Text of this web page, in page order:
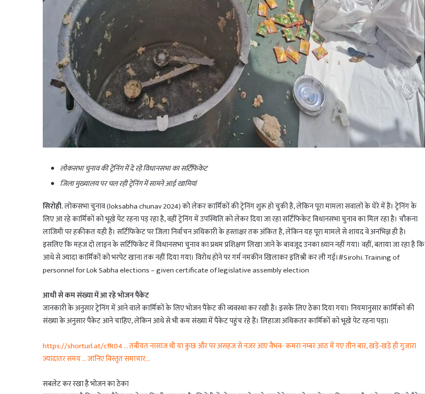
लोकसभा चुनाव की ट्रेनिंग में दे रहे विधानसभा का सर्टिफिकेट
जिला मुख्यालय पर चल रही ट्रेनिंग में सामने आई खामियां
सिरोही.लोकसभा चुनाव (loksabha chunav 2024) को लेकर कार्मिकों की ट्रेनिंग शुरू हो चुकी है, लेकिन पूरा मामला सवालों के घेरे में हैं। ट्रेनिंग के
लिए आ रहे कार्मिकों को भूखे पेट रहना पड़ रहा है, वहीं ट्रेनिंग में उपस्थिति को लेकर दिया जा रहा सर्टिफिकेट विधानसभा चुनाव का मिल रहा है। चौकना
लाजिमी पर हकीकत यही है। सर्टिफिकेट पर जिला निर्वाचन अधिकारी के हस्ताक्षर तक अंकित है, लेकिन यह पूरा मामले से शायद वे अनभिज्ञ ही है।
इसलिए कि महज दो लाइन के सर्टिफिकेट में विधानसभा चुनाव का प्रथम प्रशिक्षण लिखा जाने के बावजूद उनका ध्यान नहीं गया। वहीं, बताया जा रहा है कि
आधे से ज्यादा कार्मिकों को भरपेट खाना तक नहीं दिया गया। विरोध होने पर गर्म नमकीन खिलाकर इतिश्री कर ली गई।#Sirohi. Training of
personnel for Lok Sabha elections – given certificate of legislative assembly election
आधी से कम संख्या में आ रहे भोजन पैकेट
जानकारी के अनुसार ट्रेनिंग में आने वाले कार्मिकों के लिए भोजन पैकेट की व्यवस्था कर रखी है। इसके लिए ठेका दिया गया। नियमानुसार कार्मिकों की
संख्या के अनुसार पैकेट आने चाहिए, लेकिन आधे से भी कम संख्या में पैकेट पहुंच रहे हैं। लिहाजा अधिकतर कार्मिकों को भूखे पेट रहना पड़ा।
https://shorturl.at/cfR04 … तबीयत नासाज थी या कुछ और पर असहज से नजर आए वैभव- कमरा नम्बर आठ में गए तीन बार, खड़े-खड़े ही गुजारा
ज्यादातर समय … जानिए विस्तृत समाचार…
सबलेट कर रखा है भोजन का ठेका